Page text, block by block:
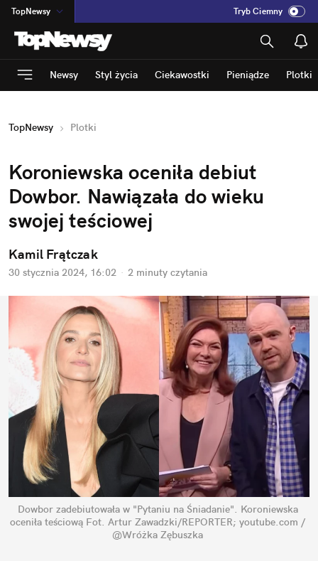
TopNewsy
na:Temat
INN:Poland
ASZ:dziennik
dad:HERO
Tryb Ciemny
Newsy Styl życia Ciekawostki Pieniądze Plotki
TopNewsy Plotki
Koroniewska oceniła debiut
Dowbor. Nawiązała do wieku
swojej teściowej
Kamil Frątczak
30 stycznia 2024, 16:02 · 2 minuty czytania
Dowbor zadebiutowała w "Pytaniu na Śniadanie". Koroniewska
oceniła teściową Fot. Artur Zawadzki/REPORTER; youtube.com /
@Wróżka Zębuszka